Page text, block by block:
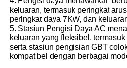
keluaran, termasuk peringkat
peringkat daya 7KW, dan
5. Stasiun Pengisi Daya AC
keluaran yang fleksibel,
serta stasiun pengisian GBT
kompatibel dengan berbagai